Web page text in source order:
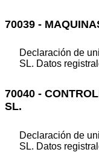
70039 -
Declaración de
SL. Datos
70040 -
SL.
Declaración de
SL. Datos